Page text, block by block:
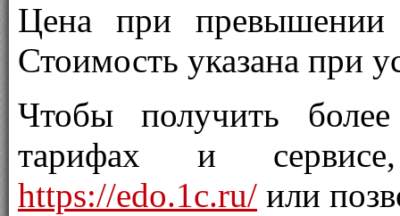
Цена при
Стоимость указана при
Чтобы получить
тарифах и
https://edo.1c.ru/ или